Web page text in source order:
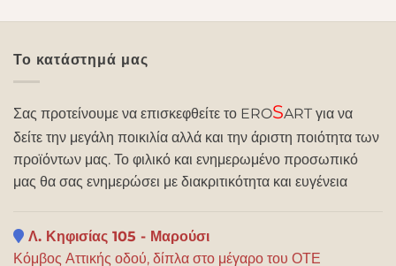
Το κατάστημά μας
Σας προτείνουμε να επισκεφθείτε το EROSART για να
δείτε την μεγάλη ποικιλία αλλά και την άριστη ποιότητα των
προϊόντων μας. Το φιλικό και ενημερωμένο προσωπικό
μας θα σας ενημερώσει με διακριτικότητα και ευγένεια
Λ. Κηφισίας 105 - Μαρούσι
Κόμβος Αττικής οδού, δίπλα στο μέγαρο του ΟΤΕ